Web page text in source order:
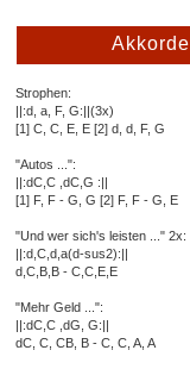
Akkorde
Strophen:
||:d, a, F, G:||(3x)
[1] C, C, E, E [2] d, d, F, G
"Autos ...":
||:dC,C ,dC,G :||
[1] F, F - G, G [2] F, F - G, E
"Und wer sich's leisten ..." 2x:
||:d,C,d,a(d-sus2):||
d,C,B,B - C,C,E,E
"Mehr Geld ...":
||:dC,C ,dG, G:||
dC, C, CB, B - C, C, A, A